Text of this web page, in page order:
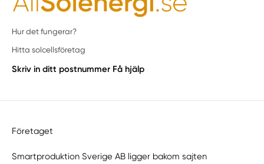
Hur det fungerar?
Hitta solcellsföretag
Skriv in ditt postnummer Få hjälp
Företaget
Smartproduktion Sverige AB ligger bakom sajten